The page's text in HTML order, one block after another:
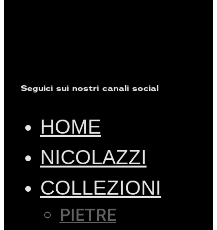
Seguici sui nostri canali social
HOME
NICOLAZZI
COLLEZIONI
PIETRE